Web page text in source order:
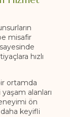
misafir
hızlı
ortamda
alanları
ön
keyifli